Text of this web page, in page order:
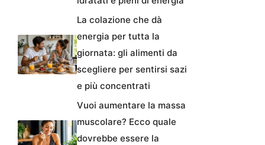
La colazione che dà
energia per tutta la
giornata: gli alimenti da
scegliere per sentirsi sazi
e più concentrati
Vuoi aumentare la massa
muscolare? Ecco quale
dovrebbe essere la